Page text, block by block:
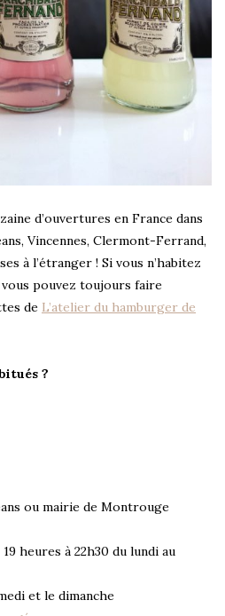
d’ouvertures en France dans
Vincennes, Clermont-Ferrand,
à l’étranger ! Si vous n’habitez
vous pouvez toujours faire
de L’atelier du hamburger de
?
ou mairie de Montrouge
heures à 22h30 du lundi au
et le dimanche